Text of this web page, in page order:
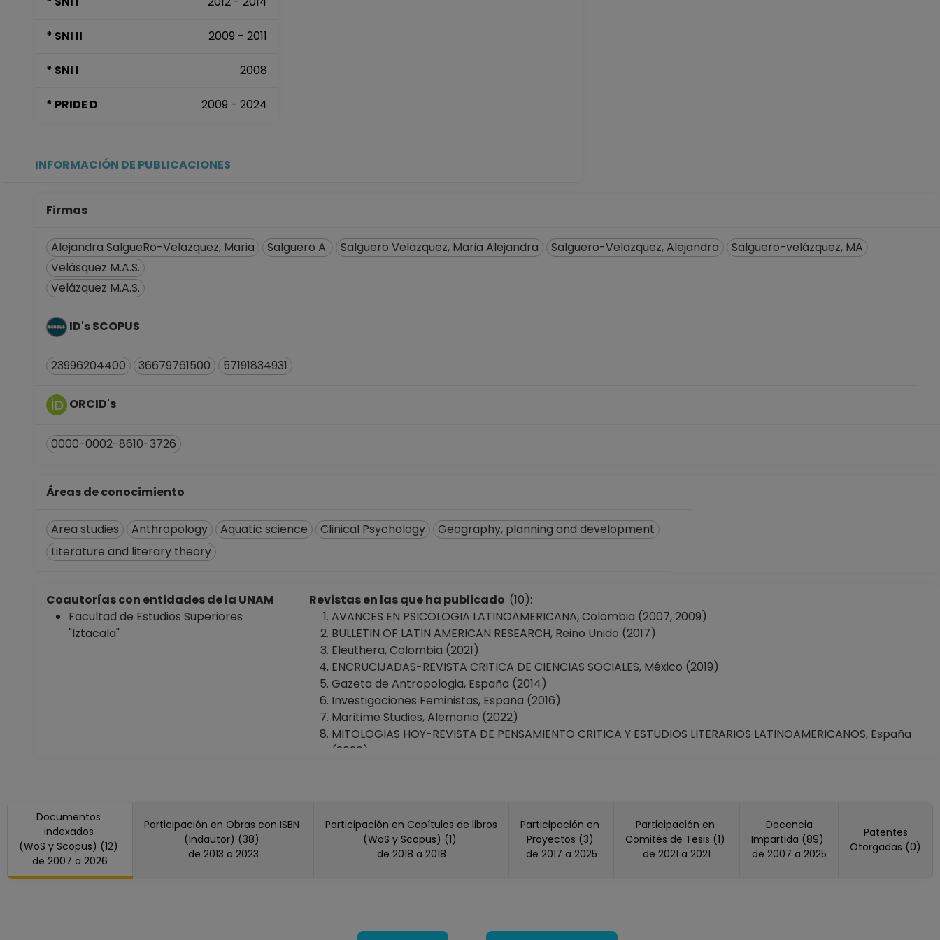
* SNI II 2009 - 2011
* SNI I 2008
* PRIDE D 2009 - 2024
INFORMACIÓN DE PUBLICACIONES
Firmas
Alejandra SalgueRo-Velazquez, Maria Salguero A. Salguero Velazquez, Maria Alejandra Salguero-Velazquez, Alejandra
Salguero-velázquez, MA
Velásquez M.A.S.
Velázquez M.A.S.
ID's SCOPUS
23996204400 36679761500 57191834931
ORCID's
0000-0002-8610-3726
Áreas de conocimiento
Area studies Anthropology Aquatic science Clinical Psychology
Geography, planning and development
Literature and literary theory
Coautorías con entidades de la UNAM
Facultad de Estudios Superiores
"Iztacala"
Revistas en las que ha publicado (10):
AVANCES EN PSICOLOGIA LATINOAMERICANA, Colombia (2007, 2009)
BULLETIN OF LATIN AMERICAN RESEARCH, Reino Unido (2017)
Eleuthera, Colombia (2021)
ENCRUCIJADAS-REVISTA CRITICA DE CIENCIAS SOCIALES, México (2019)
Gazeta de Antropologia, España (2014)
Investigaciones Feministas, España (2016)
Maritime Studies, Alemania (2022)
MITOLOGIAS HOY-REVISTA DE PENSAMIENTO CRITICA Y ESTUDIOS LITERARIOS LATINOAMERICANOS, España
(2026)
Documentos
indexados
(WoS y Scopus) (12)
de 2007 a 2026
Participación en Obras con ISBN
(Indautor) (38)
de 2013 a 2023
Participación en Capítulos de libros
(WoS y Scopus) (1)
de 2018 a 2018
Participación en
Proyectos (3)
de 2017 a 2025
Participación en
Comités de Tesis (1)
de 2021 a 2021
Docencia
Impartida (89)
de 2007 a 2025
Patentes
Otorgadas (0)